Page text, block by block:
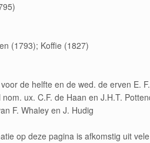
(1793); Koffie (1827)
de helfte en de wed. de erven E.
nom. ux. C.F. de Haan en J.H.T.
F. Whaley en J. Hudig
op deze pagina is afkomstig uit